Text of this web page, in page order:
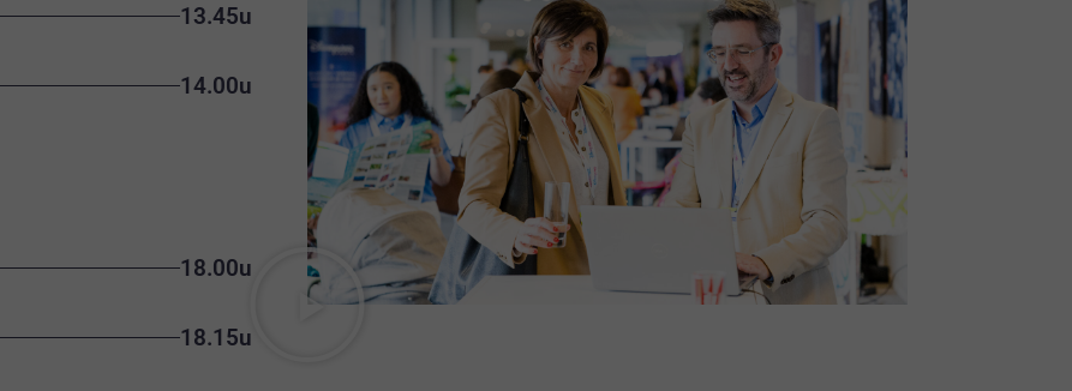
13.45u
14.00u
18.00u
18.15u